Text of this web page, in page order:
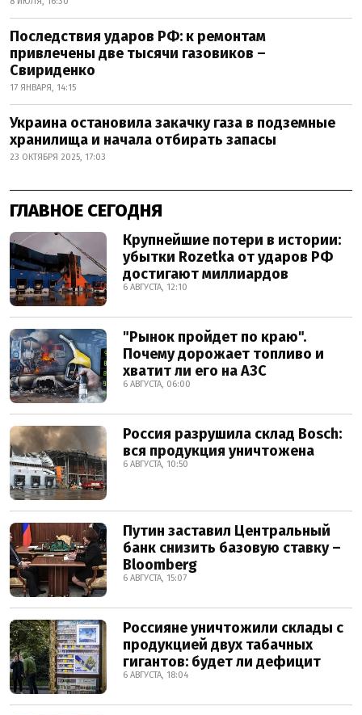
Последствия ударов РФ: к ремонтам
привлечены две тысячи газовиков –
Свириденко
17 ЯНВАРЯ, 14:15
Украина остановила закачку газа в подземные
хранилища и начала отбирать запасы
23 ОКТЯБРЯ 2025, 17:03
ГЛАВНОЕ СЕГОДНЯ
Крупнейшие потери в истории:
убытки Rozetka от ударов РФ
достигают миллиардов
6 АВГУСТА, 12:10
"Рынок пройдет по краю".
Почему дорожает топливо и
хватит ли его на АЗС
6 АВГУСТА, 06:00
Россия разрушила склад Bosch:
вся продукция уничтожена
6 АВГУСТА, 10:50
Путин заставил Центральный
банк снизить базовую ставку –
Bloomberg
6 АВГУСТА, 15:07
Россияне уничтожили склады с
продукцией двух табачных
гигантов: будет ли дефицит
6 АВГУСТА, 18:04